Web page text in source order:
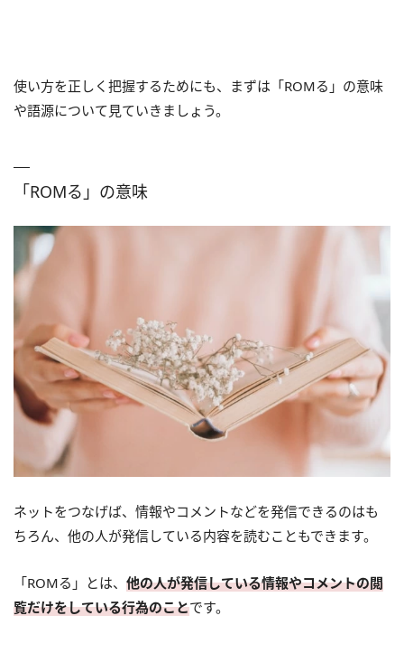
使い方を正しく把握するためにも、まずは「ROMる」の意味
や語源について見ていきましょう。
「ROMる」の意味
ネットをつなげば、情報やコメントなどを発信できるのはも
ちろん、他の人が発信している内容を読むこともできます。
「ROMる」とは、 他の人が発信している情報やコメントの閲
覧だけをしている行為のことです。